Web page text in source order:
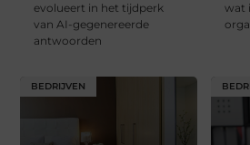
evolueert in het tijdperk
van AI-gegenereerde
antwoorden
wat
BEDRIJVEN